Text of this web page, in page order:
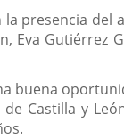
presencia del
Eva Gutiérrez
buena
Castilla y